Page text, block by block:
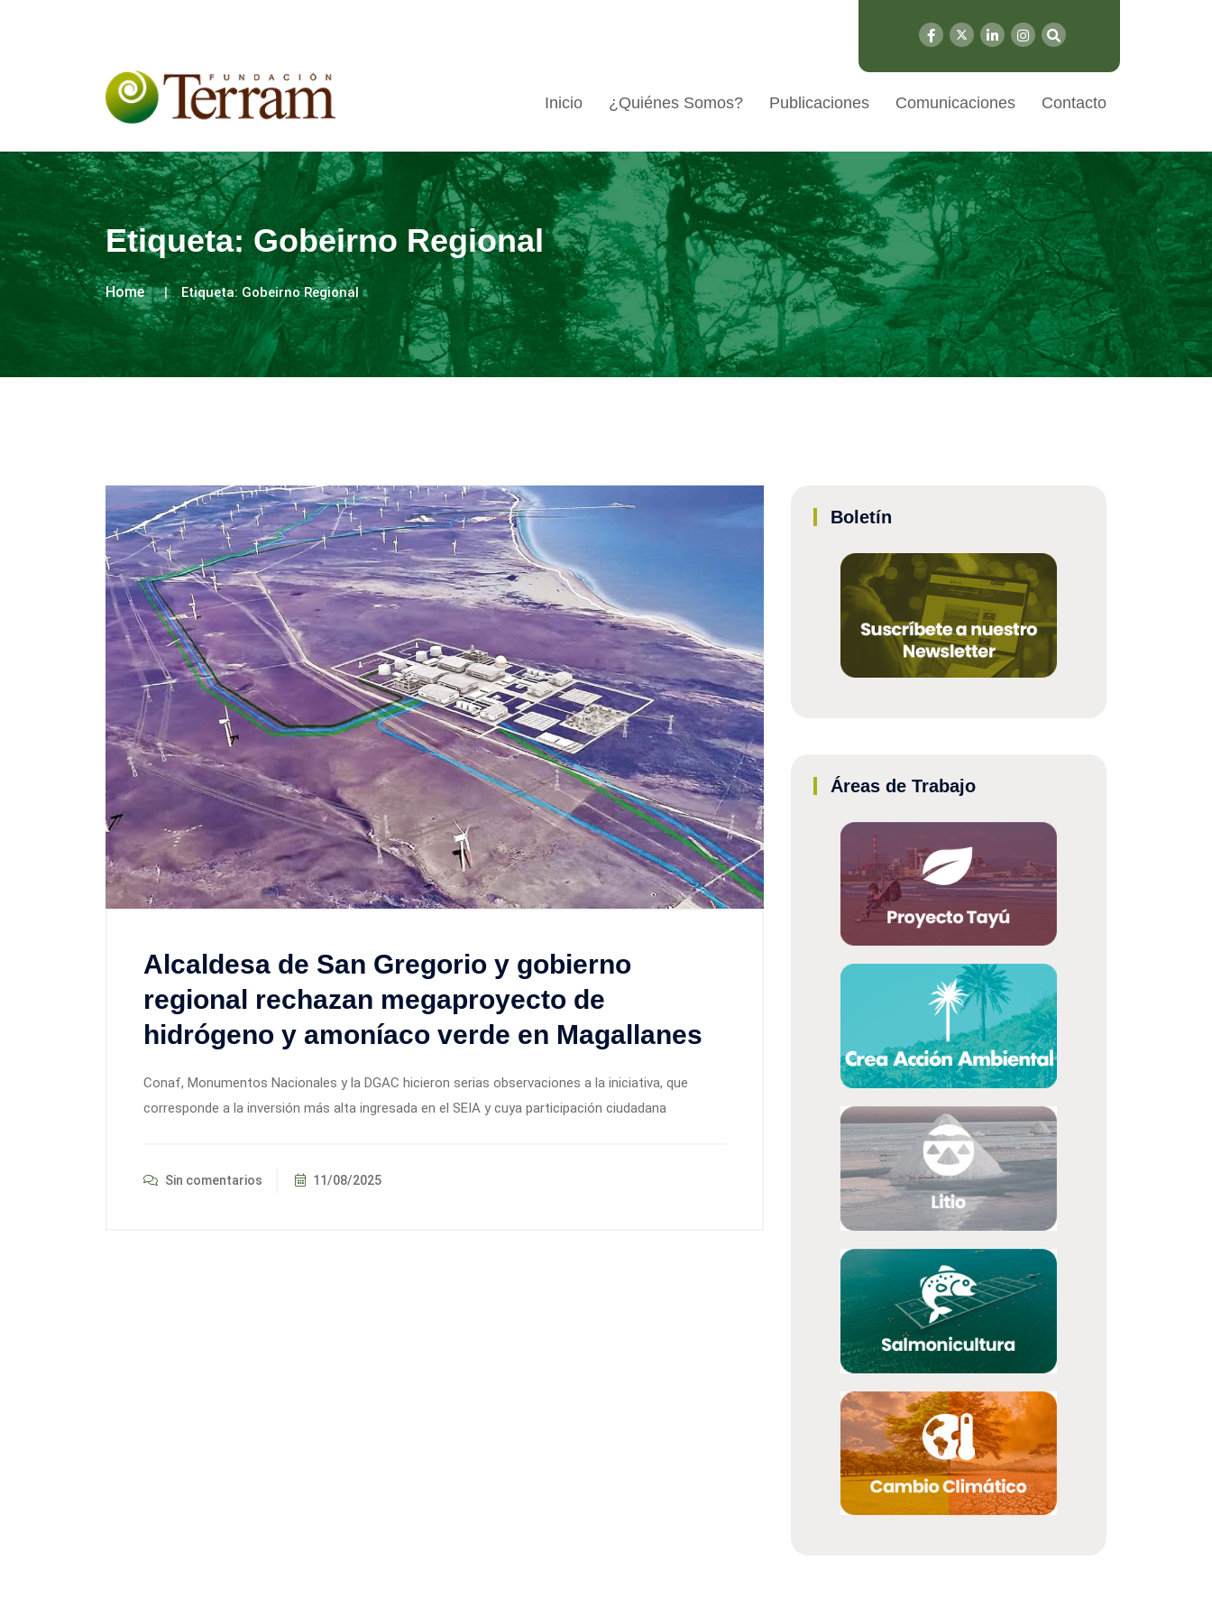
Inicio ¿Quiénes Somos? Publicaciones Comunicaciones Contacto
Etiqueta:Gobeirno Regional
Home Etiqueta:Gobeirno Regional
Alcaldesa de San Gregorio y gobierno
regional rechazan megaproyecto de
hidrógeno y amoníaco verde en Magallanes
Conaf, Monumentos Nacionales y la DGAC hicieron serias observaciones a la iniciativa, que
corresponde a la inversión más alta ingresada en el SEIA y cuya participación ciudadana
Sin comentarios 11/08/2025
Boletín
Áreas de Trabajo